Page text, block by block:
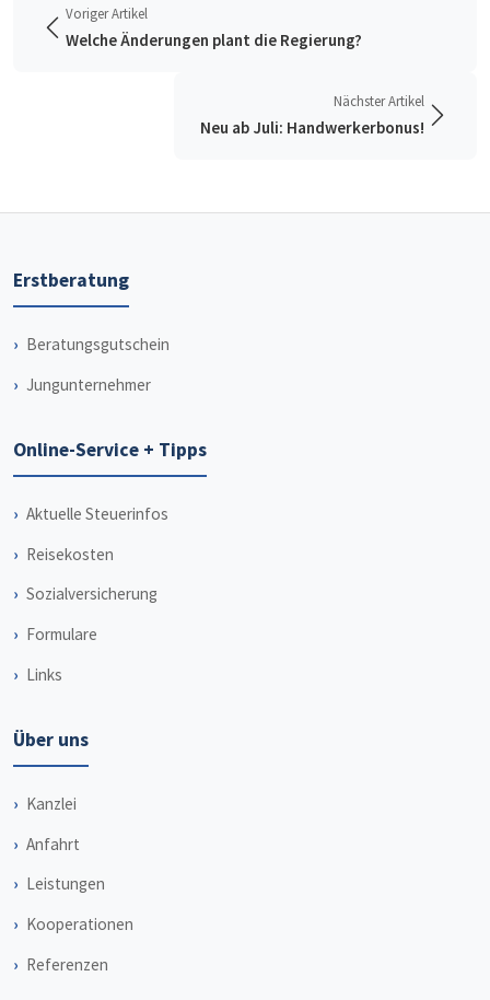
Voriger Artikel
Welche Änderungen plant die Regierung?
Nächster Artikel
Neu ab Juli: Handwerkerbonus!
Erstberatung
Beratungsgutschein
Jungunternehmer
Online-Service + Tipps
Aktuelle Steuerinfos
Reisekosten
Sozialversicherung
Formulare
Links
Über uns
Kanzlei
Anfahrt
Leistungen
Kooperationen
Referenzen